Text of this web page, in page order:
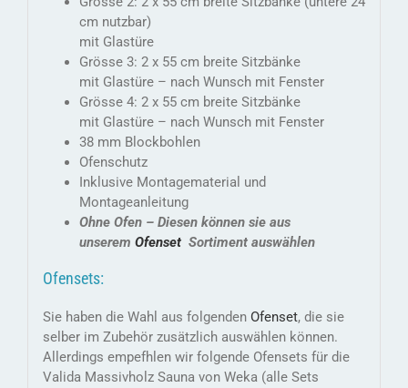
cm nutzbar)
mit Glastüre
Grösse 3: 2 x 55 cm breite Sitzbänke
mit Glastüre – nach Wunsch mit Fenster
Grösse 4: 2 x 55 cm breite Sitzbänke
mit Glastüre – nach Wunsch mit Fenster
38 mm Blockbohlen
Ofenschutz
Inklusive Montagematerial und
Montageanleitung
Ohne Ofen – Diesen können sie aus
unserem Ofenset Sortiment auswählen
Ofensets:
Sie haben die Wahl aus folgenden Ofenset, die sie
selber im Zubehör zusätzlich auswählen können.
Allerdings empefhlen wir folgende Ofensets für die
Valida Massivholz Sauna von Weka (alle Sets